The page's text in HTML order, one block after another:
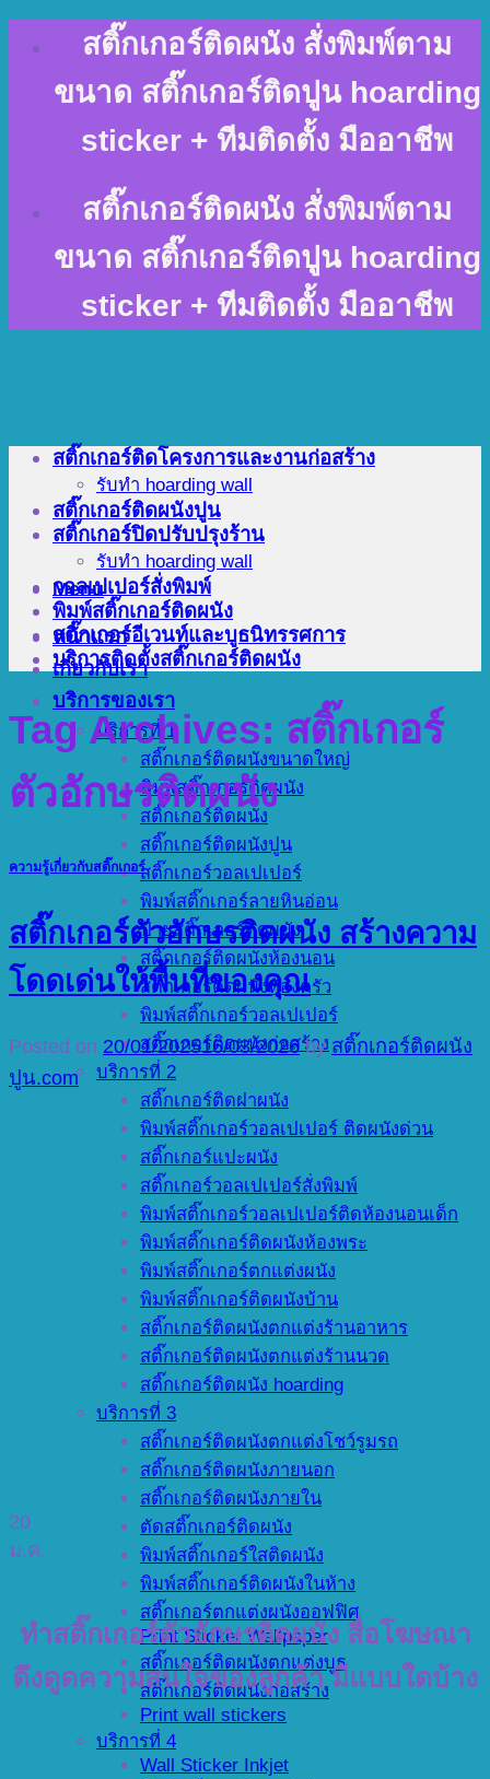
content
สติ๊กเกอร์ติดผนัง สั่งพิมพ์ตาม
ขนาด สติ๊กเกอร์ติดปูน hoarding
sticker + ทีมติดตั้ง มืออาชีพ
สติ๊กเกอร์ติดผนัง สั่งพิมพ์ตาม
ขนาด สติ๊กเกอร์ติดปูน hoarding
sticker + ทีมติดตั้ง มืออาชีพ
Menu
หน้าแรก
เกี่ยวกับเรา
บริการของเรา
บริการที่ 1
สติ๊กเกอร์ติดผนังขนาดใหญ่
พิมพ์สติ๊กเกอร์ติดผนัง
สติ๊กเกอร์ติดผนัง
สติ๊กเกอร์ติดผนังปูน
สติ๊กเกอร์วอลเปเปอร์
พิมพ์สติ๊กเกอร์ลายหินอ่อน
ป้ายสติ๊กเกอร์ติดผนัง
สติ๊กเกอร์ติดผนังห้องนอน
สติ๊กเกอร์ติดผนังห้องครัว
พิมพ์สติ๊กเกอร์วอลเปเปอร์
สติ๊กเกอร์ติดผนังก่อสร้าง
บริการที่ 2
สติ๊กเกอร์ติดฝาผนัง
พิมพ์สติ๊กเกอร์วอลเปเปอร์ ติดผนังด่วน
สติ๊กเกอร์แปะผนัง
สติ๊กเกอร์วอลเปเปอร์สั่งพิมพ์
พิมพ์สติ๊กเกอร์วอลเปเปอร์ติดห้องนอนเด็ก
พิมพ์สติ๊กเกอร์ติดผนังห้องพระ
พิมพ์สติ๊กเกอร์ตกแต่งผนัง
พิมพ์สติ๊กเกอร์ติดผนังบ้าน
สติ๊กเกอร์ติดผนังตกแต่งร้านอาหาร
สติ๊กเกอร์ติดผนังตกแต่งร้านนวด
สติ๊กเกอร์ติดผนัง hoarding
บริการที่ 3
สติ๊กเกอร์ติดผนังตกแต่งโชว์รูมรถ
สติ๊กเกอร์ติดผนังภายนอก
สติ๊กเกอร์ติดผนังภายใน
ตัดสติ๊กเกอร์ติดผนัง
พิมพ์สติ๊กเกอร์ใสติดผนัง
พิมพ์สติ๊กเกอร์ติดผนังในห้าง
สติ๊กเกอร์ตกแต่งผนังออฟฟิศ
Print Sticker Wallpaper
สติ๊กเกอร์ติดผนังตกแต่งบูธ
สติ๊กเกอร์ติดผนังก่อสร้าง
Print wall stickers
บริการที่ 4
Wall Sticker Inkjet
สติ๊กเกอร์ติดโครงการและงานก่อสร้าง
รับทำ hoarding wall
สติ๊กเกอร์ติดผนังปูน
สติ๊กเกอร์ปิดปรับปรุงร้าน
รับทำ hoarding wall
วอลเปเปอร์สั่งพิมพ์
พิมพ์สติ๊กเกอร์ติดผนัง
สติ๊กเกอร์อีเวนท์และบูธนิทรรศการ
บริการติดตั้งสติ๊กเกอร์ติดผนัง
Tag Archives: สติ๊กเกอร์
ตัวอักษรติดผนัง
ความรู้เกี่ยวกับสติ๊กเกอร์
สติ๊กเกอร์ตัวอักษรติดผนัง สร้างความ
โดดเด่นให้พื้นที่ของคุณ
Posted on 20/01/202516/03/2026 byสติ๊กเกอร์ติดผนัง
ปูน.com
20
ม.ค.
ทำสติ๊กเกอร์ตัวอักษรติดผนัง สื่อโฆษณา
ดึงดูดความสนใจของลูกค้า มีแบบใดบ้าง